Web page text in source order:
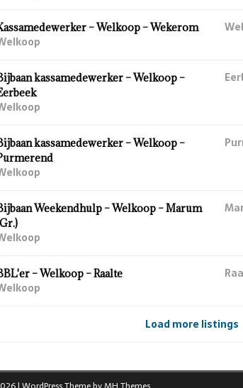
– Welkoop – Wekerom
kassamedewerker – Welkoop –
kassamedewerker – Welkoop –
Weekendhulp – Welkoop – Marum
– Welkoop – Raalte
Load more listings